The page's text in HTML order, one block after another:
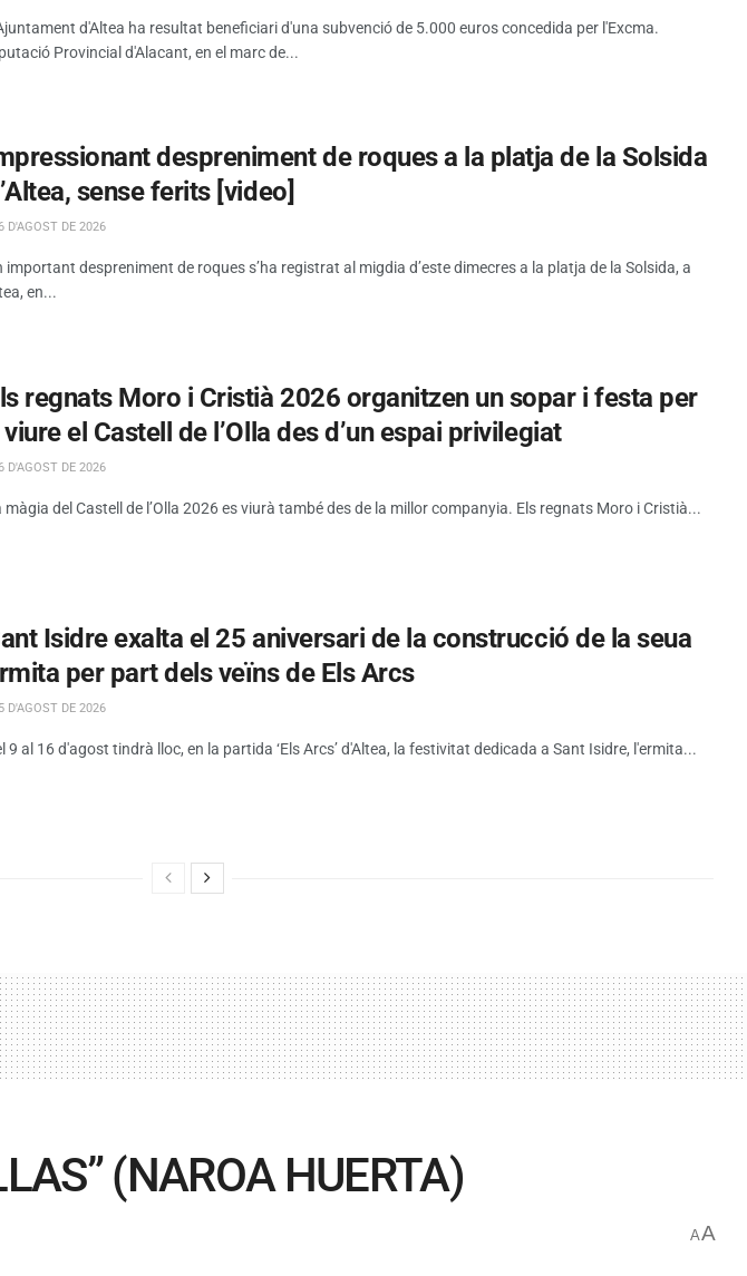
d'Altea ha resultat beneficiari d'una subvenció de 5.000 euros concedida per l'Excma.
Provincial d'Alacant, en el marc de...
despreniment de roques a la platja de la Solsida
sense ferits [video]
D'AGOST DE 2026
important despreniment de roques s’ha registrat al migdia d’este dimecres a la platja de la Solsida, a
en...
regnats Moro i Cristià 2026 organitzen un sopar i festa per
el Castell de l’Olla des d’un espai privilegiat
D'AGOST DE 2026
màgia del Castell de l’Olla 2026 es viurà també des de la millor companyia. Els regnats Moro i Cristià...
Isidre exalta el 25 aniversari de la construcció de la seua
per part dels veïns de Els Arcs
D'AGOST DE 2026
9 al 16 d'agost tindrà lloc, en la partida ‘Els Arcs’ d'Altea, la festivitat dedicada a Sant Isidre, l'ermita...
(NAROA HUERTA)
AA